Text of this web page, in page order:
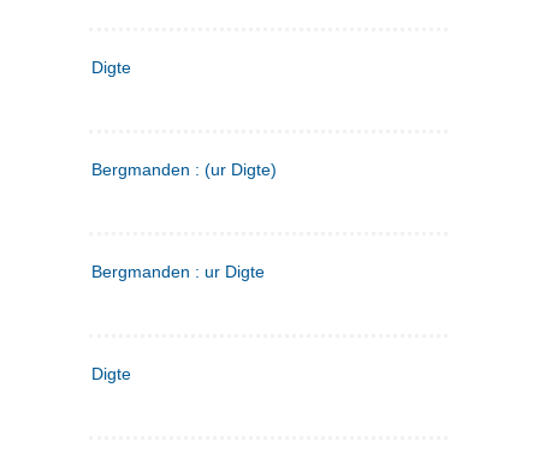
Digte
Bergmanden : (ur Digte)
Bergmanden : ur Digte
Digte